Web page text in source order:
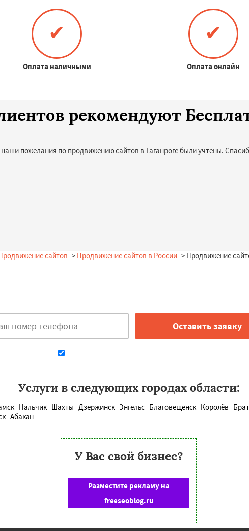
✔
Оплата наличными
✔
Оплата онлайн
рекомендуют
наши пожелания по продвижению сайтов в Таганроге были учтены.
сайтов -> Продвижение сайтов в России-> Продвижение
Услуги в следующих городах области:
Нальчик Шахты Дзержинск Энгельс Благовещенск Королёв
Абакан
У Вас свой бизнес?
Разместите рекламу на
freeseoblog.ru